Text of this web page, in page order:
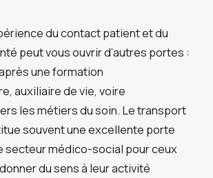
du contact patient et du
peut vous ouvrir d’autres portes :
une formation
auxiliaire de vie, voire
les métiers du soin. Le transport
souvent une excellente porte
secteur médico-social pour ceux
du sens à leur activité